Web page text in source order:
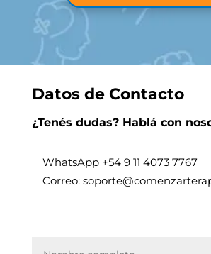
Datos de Contacto
¿Tenés dudas? Hablá con
WhatsApp +54 9 11 4073 7767
Correo: